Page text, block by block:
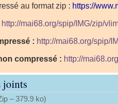
au format zip : https://
http://mai68.org/spip/IMG/zip/
: http://mai68.org/spip/
compressé : http://
joints
– 379.9 ko)